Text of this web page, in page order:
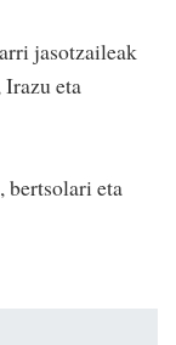
jasotzaileak
eta
bertsolari eta